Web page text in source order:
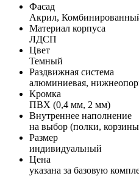
Фасад
Акрил,
Материал корпуса
ЛДСП
Цвет
Темный
Раздвижная система
алюминиевая,
Кромка
ПВХ (0,4 мм, 2 мм)
Внутреннее наполнение
на выбор (полки,
Размер
индивидуальный
Цена
указана за базовую